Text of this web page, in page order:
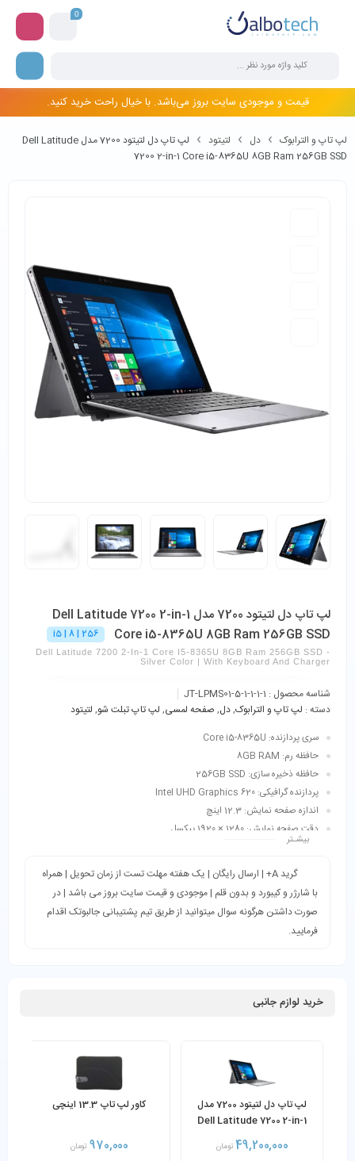
0
قیمت و موجودی سایت بروز می‌باشد. با خیال راحت خرید کنید.
لپ تاپ و الترابوک دل لتیتود
لپ تاپ دل لتیتود 7200 مدل Dell Latitude
7200 2-in-1 Core i5-8365U 8GB Ram 256GB SSD
لپ تاپ دل لتیتود 7200 مدل Dell Latitude 7200 2-in-1
Core i5-8365U 8GB Ram 256GB SSD
i5 | 8 | 256
Dell Latitude 7200 2-In-1 Core I5-8365U 8GB Ram 256GB SSD -
Silver Color | With Keyboard And Charger
شناسه محصول : JT-LPMS01-5-1-1-1-1
دسته : لپ تاپ و الترابوک,دل, صفحه لمسی, لپ تاپ تبلت شو, لتیتود
سری پردازنده: Core i5-8365U
حافظه رم: 8GB RAM
حافظه ذخیره سازی: 256GB SSD
پردازنده گرافیکی: Intel UHD Graphics 620
اندازه صفحه نمایش: 12.3 اینچ
دقت صفحه نمایش: 1280 × 1920 پیکسل
طبقه‌بندی: ترید، حسابداری، کاربری عمومی، دانشجویی، طراحی، فتوشاپ، مالتی‌مدیا
بیشـتر
گرید A+ | ارسال رایگان | یک هفته مهلت تست از زمان تحویل | همراه
با شارژر و کیبورد و بدون قلم | موجودی و قیمت سایت بروز می باشد | در
صورت داشتن هرگونه سوال میتوانید از طریق تیم پشتیبانی جالبوتک اقدام
فرمایید.
خرید لوازم جانبی
لپ تاپ دل لتیتود 7200 مدل
Dell Latitude 7200 2-in-1
Core i5-8365U 8GB Ram
256GB SSD
49,200,000 تومان
کاور لپ تاپ 13.3 اینچی
970,000 تومان